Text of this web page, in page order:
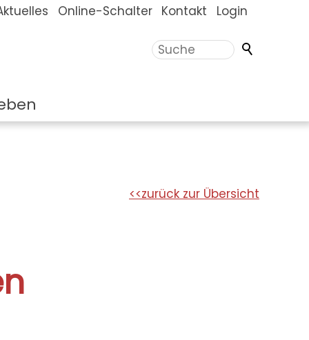
Online-Schalter Kontakt Login
zurück zur Übersicht